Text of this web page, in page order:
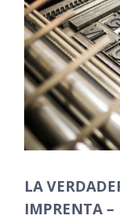
grande
LA
IMPRENTA –